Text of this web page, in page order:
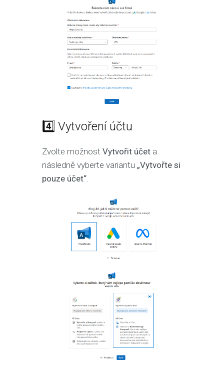
4️⃣ Vytvoření účtu
Zvolte možnost Vytvořit účet a
následně vyberte variantu „Vytvořte si
pouze účet“